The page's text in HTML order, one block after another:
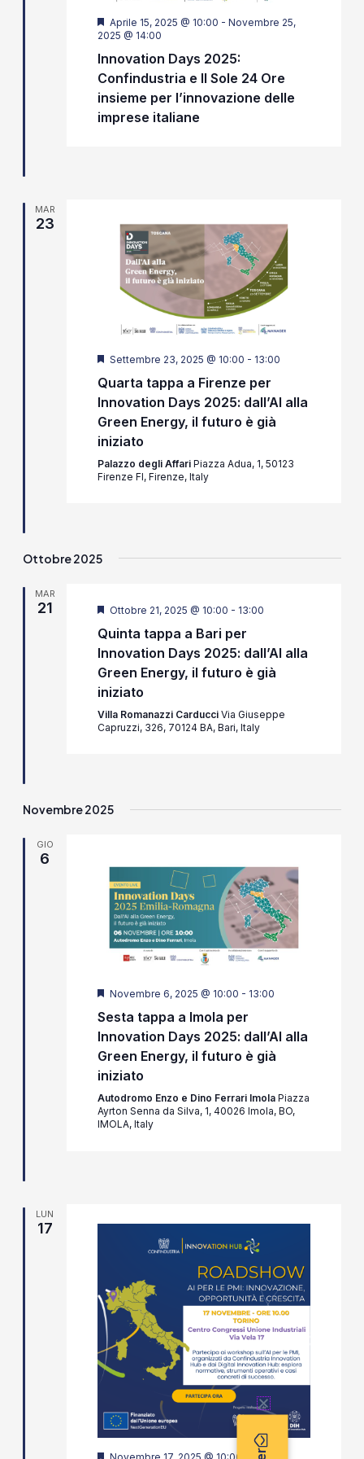
Segnalati
Aprile 15, 2025 @ 10:00 - Novembre 25,
2025 @ 14:00
Innovation Days 2025:
Confindustria e Il Sole 24 Ore
insieme per l’innovazione delle
imprese italiane
MAR
23
Segnalati
Settembre 23, 2025 @ 10:00 - 13:00
Quarta tappa a Firenze per
Innovation Days 2025: dall’AI alla
Green Energy, il futuro è già
iniziato
Palazzo degli Affari Piazza Adua, 1, 50123
Firenze FI, Firenze, Italy
Ottobre 2025
MAR
21 Segnalati
Ottobre 21, 2025 @ 10:00 - 13:00
Quinta tappa a Bari per
Innovation Days 2025: dall’AI alla
Green Energy, il futuro è già
iniziato
Villa Romanazzi Carducci Via Giuseppe
Capruzzi, 326, 70124 BA, Bari, Italy
Novembre 2025
GIO
6
Segnalati
Novembre 6, 2025 @ 10:00 - 13:00
Sesta tappa a Imola per
Innovation Days 2025: dall’AI alla
Green Energy, il futuro è già
iniziato
Autodromo Enzo e Dino Ferrari Imola Piazza
Ayrton Senna da Silva, 1, 40026 Imola, BO,
IMOLA, Italy
LUN
17
Segnalati